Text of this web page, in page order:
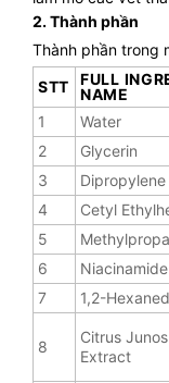
2. Thành phần
Thành phần trong
STT
FULL
NAME
1
Water
2
Glycerin
3
4
Cetyl
5
6
Niacinamide
7
1,2-
8
Citrus
Extract